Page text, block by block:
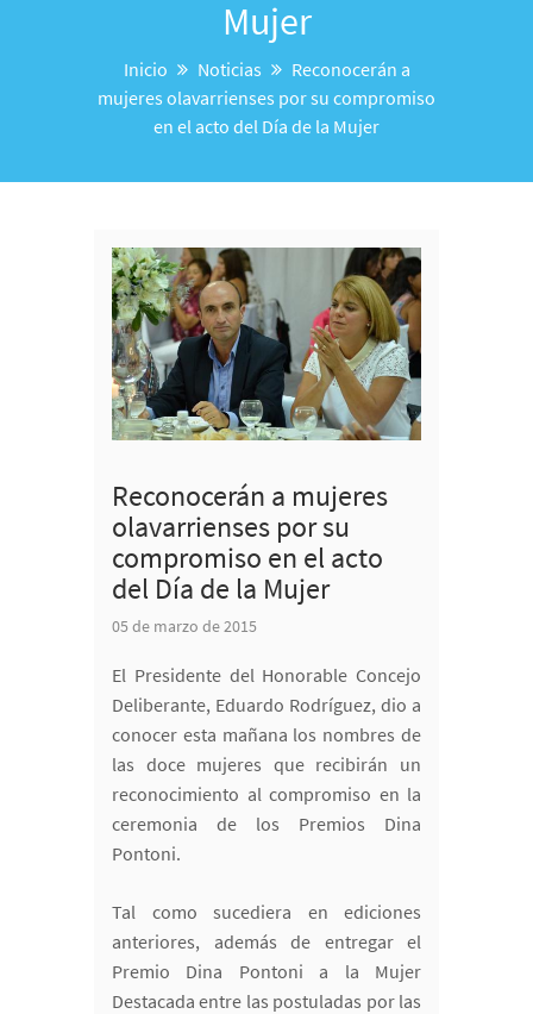
Mujer
Inicio Noticias
Reconocerán a
mujeres olavarrienses por su compromiso
en el acto del Día de la Mujer
Reconocerán a mujeres
olavarrienses por su
compromiso en el acto
del Día de la Mujer
05 de marzo de 2015
El Presidente del Honorable Concejo
Deliberante, Eduardo Rodríguez, dio a
conocer esta mañana los nombres de
las doce mujeres que recibirán un
reconocimiento al compromiso en la
ceremonia de los Premios Dina
Pontoni.
Tal como sucediera en ediciones
anteriores, además de entregar el
Premio Dina Pontoni a la Mujer
Destacada entre las postuladas por las